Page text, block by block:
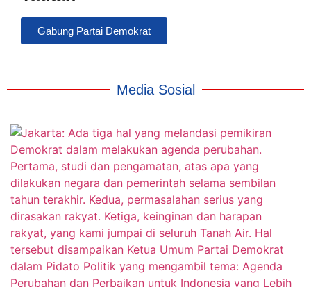
Gabung Partai Demokrat
Media Sosial